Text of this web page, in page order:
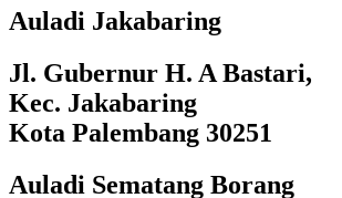
Auladi Jakabaring
Jl. Gubernur H. A Bastari,
Kec. Jakabaring
Kota Palembang 30251
Auladi Sematang Borang